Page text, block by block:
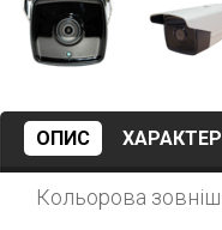
ОПИС
Кольорова